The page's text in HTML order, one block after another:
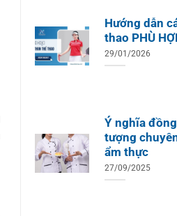
Hướng dẫn
thao PHÙ
29/01/2026
Ý nghĩa
tượng
ẩm thực
27/09/2025